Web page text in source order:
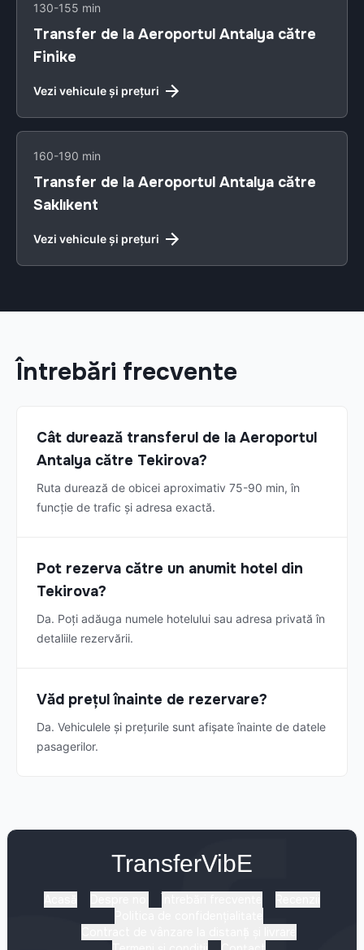
130-155 min
Transfer de la Aeroportul Antalya către
Finike
Vezi vehicule și prețuri
160-190 min
Transfer de la Aeroportul Antalya către
Saklıkent
Vezi vehicule și prețuri
Întrebări frecvente
Cât durează transferul de la Aeroportul
Antalya către Tekirova?
Ruta durează de obicei aproximativ 75-90 min, în
funcție de trafic și adresa exactă.
Pot rezerva către un anumit hotel din
Tekirova?
Da. Poți adăuga numele hotelului sau adresa privată în
detaliile rezervării.
Văd prețul înainte de rezervare?
Da. Vehiculele și prețurile sunt afișate înainte de datele
pasagerilor.
TransferVibE